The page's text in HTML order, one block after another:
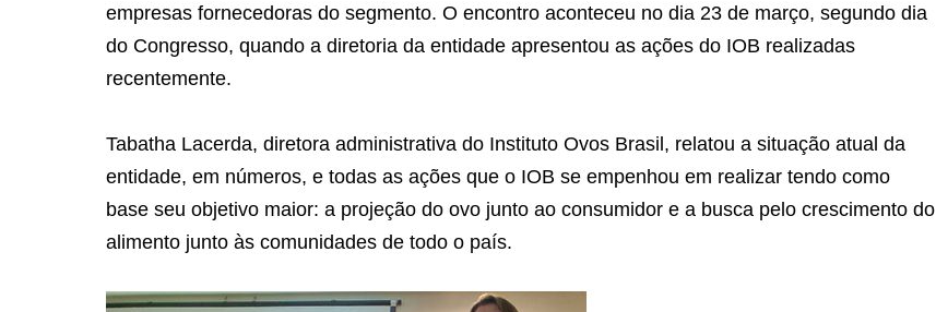
empresas fornecedoras do segmento. O encontro aconteceu no dia 23 de março, segundo dia
do Congresso, quando a diretoria da entidade apresentou as ações do IOB realizadas
recentemente.
Tabatha Lacerda, diretora administrativa do Instituto Ovos Brasil, relatou a situação atual da
entidade, em números, e todas as ações que o IOB se empenhou em realizar tendo como
base seu objetivo maior: a projeção do ovo junto ao consumidor e a busca pelo crescimento do
alimento junto às comunidades de todo o país.